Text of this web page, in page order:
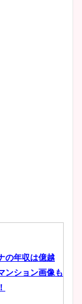
てた時の体重が
因や痩せたダ
の年収は億越
ンション画像も